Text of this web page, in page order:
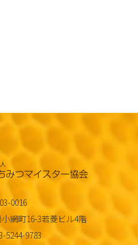
0016
網町16-3若菱ビル4階
5244-9783